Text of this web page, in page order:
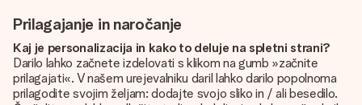
Prilagajanje in naročanje
Kaj je personalizacija in kako to deluje na spletni strani?
Darilo lahko začnete izdelovati s klikom na gumb »začnite
prilagajati«. V našem urejevalniku daril lahko darilo popolnoma
prilagodite svojim željam: dodajte svojo sliko in / ali besedilo.